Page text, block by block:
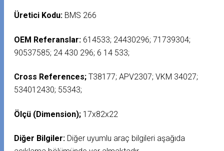
Üretici Kodu: BMS 266
OEM Referanslar: 614533; 24430296; 71739304;
90537585; 24 430 296; 6 14 533;
Cross References; T38177; APV2307; VKM 34027;
534012430; 55343;
Ölçü (Dimension); 17x82x22
Diğer Bilgiler: Diğer uyumlu araç bilgileri aşağıda